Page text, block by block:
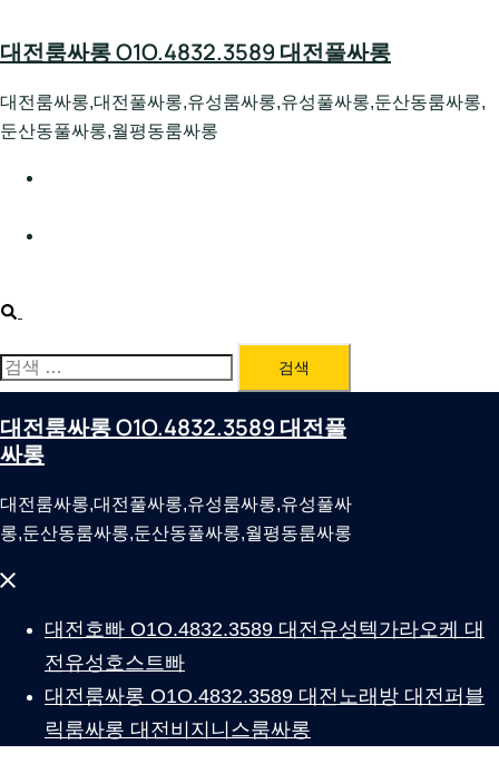
to
대전룸싸롱 O1O.4832.3589 대전풀싸롱
대전룸싸롱,대전풀싸롱,유성룸싸롱,유성풀싸롱,둔산동룸싸롱,
둔산동풀싸롱,월평동룸싸롱
Search
검
색:
대전룸싸롱 O1O.4832.3589 대전풀
싸롱
대전룸싸롱,대전풀싸롱,유성룸싸롱,유성풀싸
롱,둔산동룸싸롱,둔산동풀싸롱,월평동룸싸롱
Close
대전호빠 O1O.4832.3589 대전유성텍가라오케 대
전유성호스트빠
대전룸싸롱 O1O.4832.3589 대전노래방 대전퍼블
릭룸싸롱 대전비지니스룸싸롱